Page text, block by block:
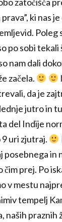
ki nas
po sobi tekali
nam dali
začela.
da je
jutro in
del Indije
uri zjutraj.
in
čim prej. Po
v mestu
tempelj
naših praznih